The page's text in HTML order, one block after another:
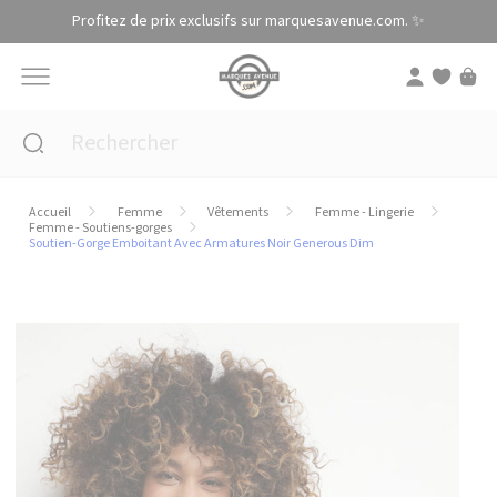
Profitez de prix exclusifs sur marquesavenue.com. ✨
Accueil Femme Vêtements
Femme - Lingerie
Femme - Soutiens-gorges
Soutien-Gorge Emboitant Avec Armatures Noir Generous Dim
Panneau de gestion des cookies